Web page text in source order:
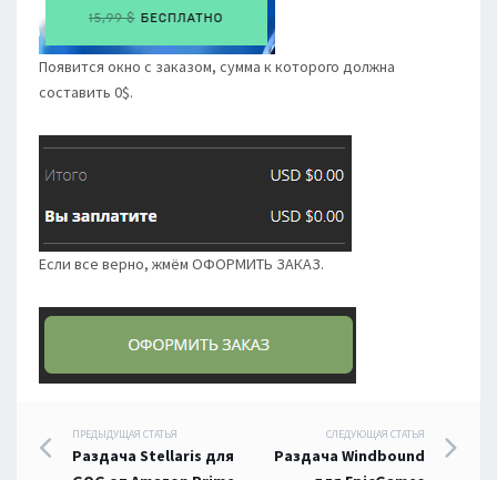
Появится окно с заказом, сумма к которого должна
составить 0$.
Если все верно, жмём ОФОРМИТЬ ЗАКАЗ.
Навигация
ПРЕДЫДУЩАЯ СТАТЬЯ
Раздача Stellaris для
СЛЕДУЮЩАЯ СТАТЬЯ
Раздача Windbound